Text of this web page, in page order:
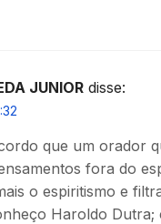
JUNIOR disse:
que um orador
fora do
o espiritismo e
Haroldo Dutra;